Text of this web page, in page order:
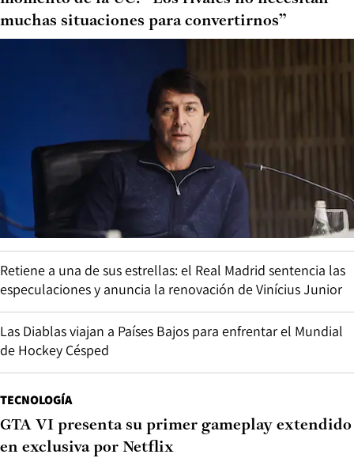
muchas situaciones para convertirnos”
Retiene a una de sus estrellas: el Real Madrid sentencia las
especulaciones y anuncia la renovación de Vinícius Junior
Las Diablas viajan a Países Bajos para enfrentar el Mundial
de Hockey Césped
TECNOLOGÍA
GTA VI presenta su primer gameplay extendido
en exclusiva por Netflix